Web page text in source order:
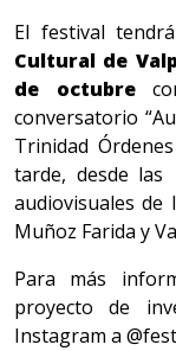
El festival
Cultural de
de octubre
conversatorio
Trinidad
tarde, desde las
audiovisuales de
Muñoz Farida y
Para más
proyecto de
Instagram a